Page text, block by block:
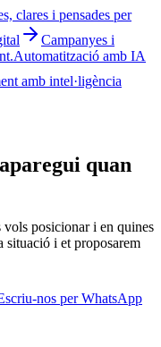
clares i pensades per
Campanyes i
Automatització amb IA
amb intel·ligència
quan
posicionar i en quines
situació i et proposarem
nos per WhatsApp